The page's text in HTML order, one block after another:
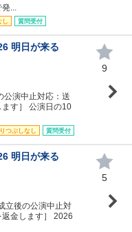
...
し 質問受付
明日が来る
演中止対応：送
す］ 公演日の10
つぶしなし 質問受付
9
明日が来る
立後の公演中止対
金します］ 2026
5